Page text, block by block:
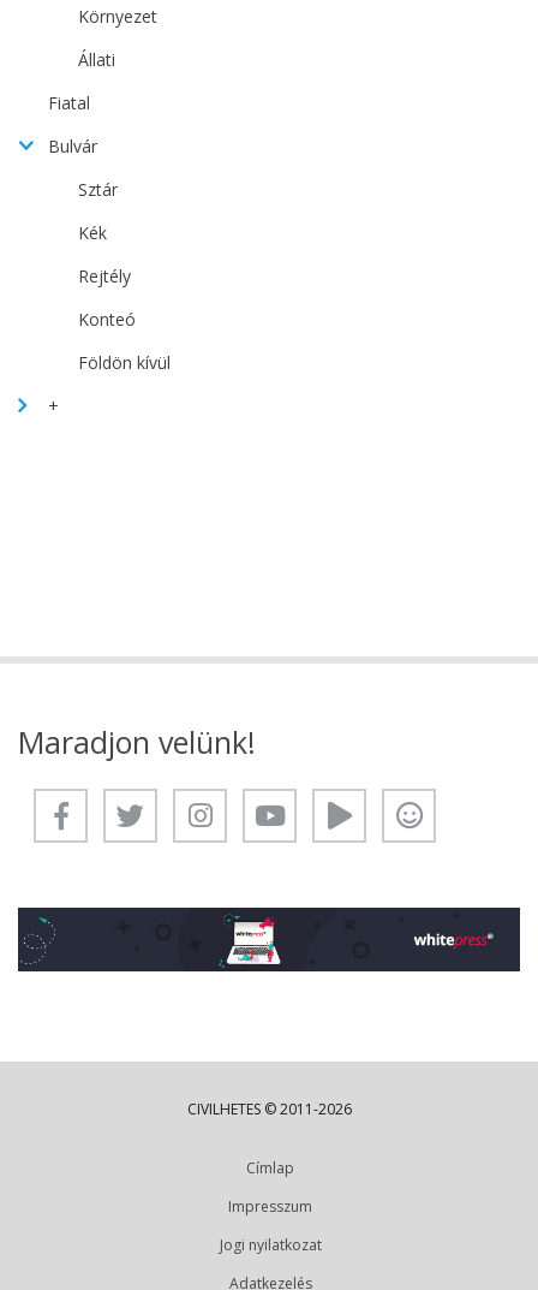
Környezet
Állati
Fiatal
Bulvár
Sztár
Kék
Rejtély
Konteó
Földön kívül
+
Maradjon velünk!
CIVILHETES © 2011-2026
Címlap
Impresszum
Jogi nyilatkozat
Adatkezelés